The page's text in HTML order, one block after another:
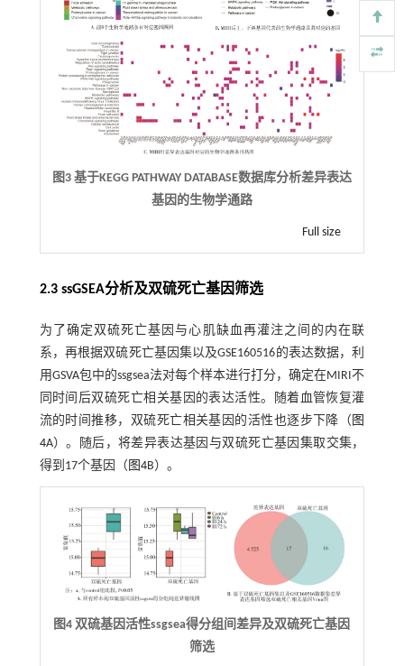
图3 基于KEGG PATHWAY DATABASE数据库分析差异表达
基因的生物学通路
Full size
2.3 ssGSEA分析及双硫死亡基因筛选
为了确定双硫死亡基因与心肌缺血再灌注之间的内在联
系，再根据双硫死亡基因集以及GSE160516的表达数据，利
用GSVA包中的ssgsea法对每个样本进行打分，确定在MIRI不
同时间后双硫死亡相关基因的表达活性。随着血管恢复灌
流的时间推移，双硫死亡相关基因的活性也逐步下降（ 图
4A）。随后，将差异表达基因与双硫死亡基因集取交集，
得到17个基因（ 图4B）。
图4 双硫基因活性ssgsea得分组间差异及双硫死亡基因
筛选